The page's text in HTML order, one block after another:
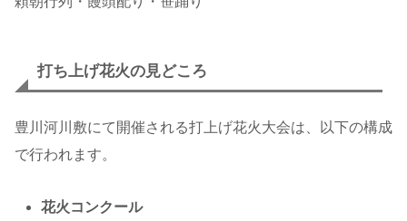
打ち上げ花火の見どころ
豊川河川敷にて開催される打上げ花火大会は、以下の構成
で行われます。
花火コンクール